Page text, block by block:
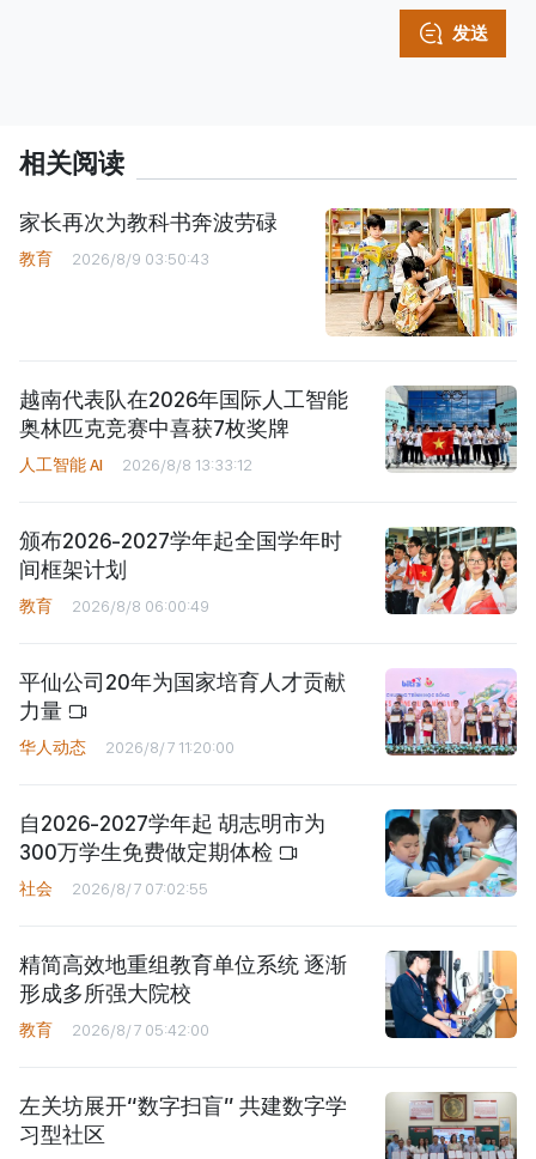
发送
相关阅读
家长再次为教科书奔波劳碌
教育 2026/8/9 03:50:43
越南代表队在2026年国际人工智能
奥林匹克竞赛中喜获7枚奖牌
人工智能 AI 2026/8/8 13:33:12
颁布2026-2027学年起全国学年时
间框架计划
教育 2026/8/8 06:00:49
平仙公司20年为国家培育人才贡献
力量
华人动态 2026/8/7 11:20:00
自2026-2027学年起 胡志明市为
300万学生免费做定期体检
社会 2026/8/7 07:02:55
精简高效地重组教育单位系统 逐渐
形成多所强大院校
教育 2026/8/7 05:42:00
左关坊展开“数字扫盲” 共建数字学
习型社区